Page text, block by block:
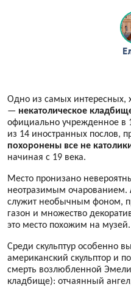
Одно из самых интересных,
— некатолическое
официально учрежденное в
из 14 иностранных послов,
похоронены все не
начиная с 19 века.
Место пронизано
неотразимым очарованием.
служит необычным фоном,
газон и множество
это место похожим на музей.
Среди скульптур особенно
американский скульптор и
смерть возлюбленной
кладбище): отчаянный